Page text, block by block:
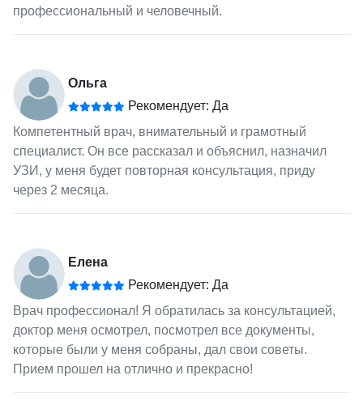
профессиональный и человечный.
Ольга
Рекомендует: Да
Компетентный врач, внимательный и грамотный
специалист. Он все рассказал и объяснил, назначил
УЗИ, у меня будет повторная консультация, приду
через 2 месяца.
Елена
Рекомендует: Да
Врач профессионал! Я обратилась за консультацией,
доктор меня осмотрел, посмотрел все документы,
которые были у меня собраны, дал свои советы.
Прием прошел на отлично и прекрасно!